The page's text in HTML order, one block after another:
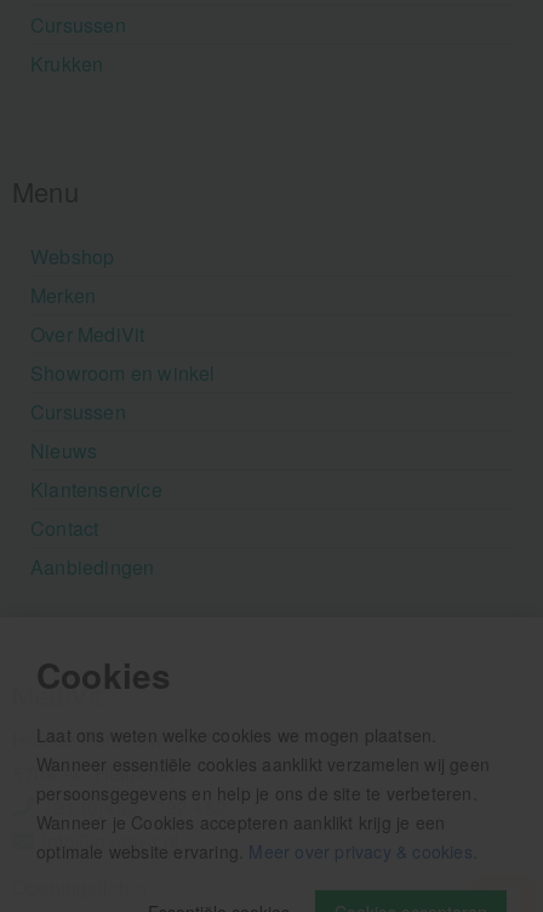
Cookies
Laat ons weten welke cookies we mogen plaatsen.
Wanneer essentiële cookies aanklikt verzamelen wij geen
persoonsgegevens en help je ons de site te verbeteren.
Wanneer je Cookies accepteren aanklikt krijg je een
optimale website ervaring. Meer over privacy & cookies
Cursussen
Krukken
Webshop
Merken
Over MediVit
Showroom en winkel
Cursussen
Nieuws
Klantenservice
Contact
Aanbiedingen
MediVit
Houtse Parallelweg 41
5706 AC Helmond
+31 (0)492 - 792 482
info@medivit.nl